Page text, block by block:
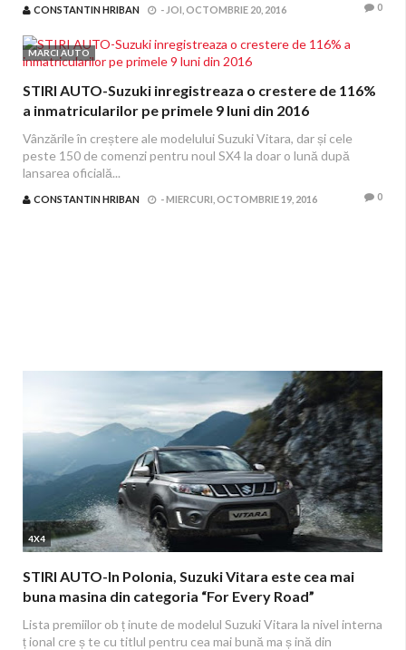
CONSTANTIN HRIBAN - JOI, OCTOMBRIE 20, 2016 0
MARCI AUTO
STIRI AUTO-Suzuki inregistreaza o crestere de 116%
a inmatricularilor pe primele 9 luni din 2016
Vânzările în creștere ale modelului Suzuki Vitara, dar și cele
peste 150 de comenzi pentru noul SX4 la doar o lună după
lansarea oficială...
CONSTANTIN HRIBAN -MIERCURI, OCTOMBRIE 19, 2016 0
4X4
STIRI AUTO-In Polonia, Suzuki Vitara este cea mai
buna masina din categoria “For Every Road”
Lista premiilor ob ț inute de modelul Suzuki Vitara la nivel interna
ț ional cre ș te cu titlul pentru cea mai bună ma ș ină din